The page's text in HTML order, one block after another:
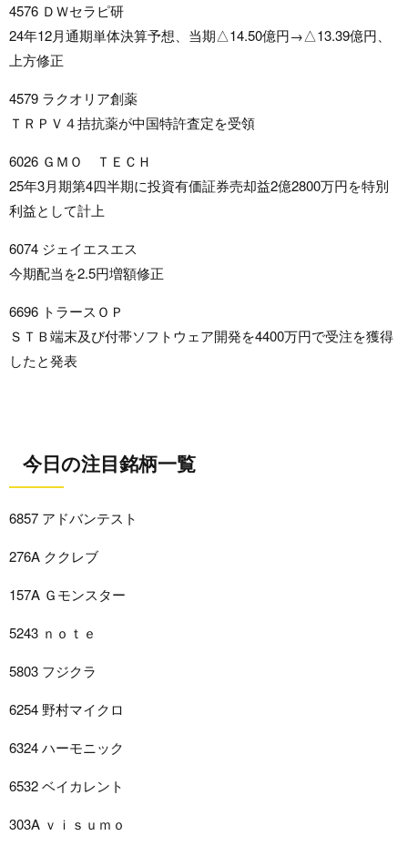
4576 ＤＷセラピ研
24年12月通期単体決算予想、当期△14.50億円→△13.39億円、
上方修正
4579 ラクオリア創薬
ＴＲＰＶ４拮抗薬が中国特許査定を受領
6026 ＧＭＯ ＴＥＣＨ
25年3月期第4四半期に投資有価証券売却益2億2800万円を特別
利益として計上
6074 ジェイエスエス
今期配当を2.5円増額修正
6696 トラースＯＰ
ＳＴＢ端末及び付帯ソフトウェア開発を4400万円で受注を獲得
したと発表
今日の注目銘柄一覧
6857 アドバンテスト
276A ククレブ
157A Ｇモンスター
5243 ｎｏｔｅ
5803 フジクラ
6254 野村マイクロ
6324 ハーモニック
6532 ベイカレント
303A ｖｉｓｕｍｏ